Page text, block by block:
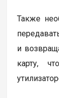
Также
и
карту,